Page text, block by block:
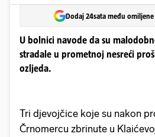
Dodaj 24sata među
U bolnici navode da su
stradale u prometnoj nesreći
ozljeda.
Tri djevojčice koje su nakon
Črnomercu zbrinute u